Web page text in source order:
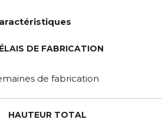
DE FABRICATION
de fabrication
HAUTEUR TOTAL